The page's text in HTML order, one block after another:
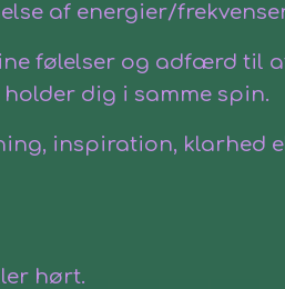
af energier/
følelser og adfærd til
dig i samme spin.
inspiration, klarhed
hørt.